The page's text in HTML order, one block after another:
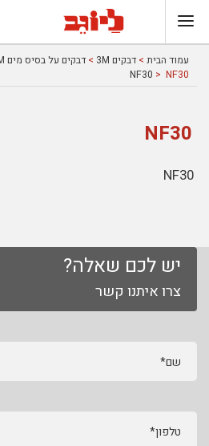
עמוד הבית > דבקים 3M > דבקים על בסיס מים 3M
NF30 > NF30
יש לכם שאלה?
צרו איתנו קשר
שם*
טלפון*